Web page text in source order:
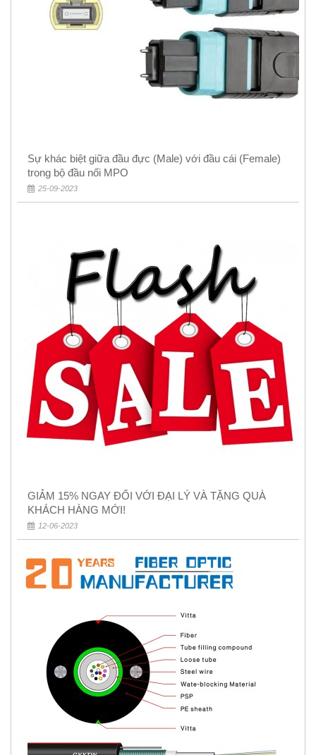
Sự khác biệt giữa đầu đực (Male) với đầu cái (Female)
trong bộ đầu nối MPO
25-09-2023
GIẢM 15% NGAY ĐỐI VỚI ĐẠI LÝ VÀ TẶNG QUÀ
KHÁCH HÀNG MỚI!
12-06-2023